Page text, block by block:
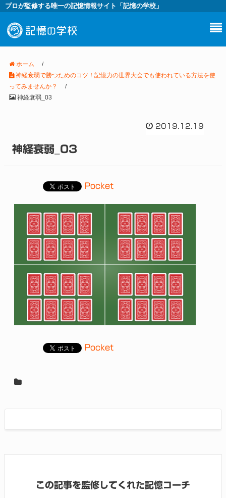
プロが監修する唯一の記憶情報サイト「記憶の学校」
ホーム
/
神経衰弱で勝つためのコツ！記憶力の世界大会でも使われている方法を使
ってみませんか？
/
神経衰弱_03
2019.12.19
神経衰弱_03
Pocket
Pocket
この記事を監修してくれた記憶コーチ